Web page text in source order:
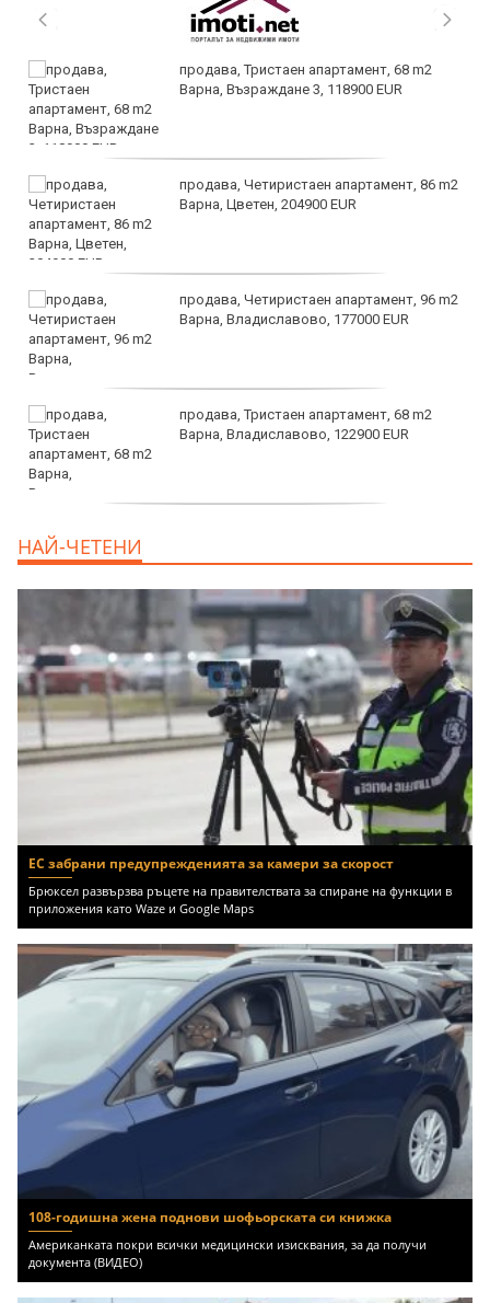
продава, Тристаен апартамент, 68 m2
Варна, Възраждане 3, 118900 EUR
продава, Четиристаен апартамент, 86 m2
Варна, Цветен, 204900 EUR
продава, Четиристаен апартамент, 96 m2
Варна, Владиславово, 177000 EUR
продава, Тристаен апартамент, 68 m2
Варна, Владиславово, 122900 EUR
НАЙ-ЧЕТЕНИ
ЕС забрани предупрежденията за камери за скорост
Брюксел развързва ръцете на правителствата за спиране на функции в
приложения като Waze и Google Maps
108-годишна жена поднови шофьорската си книжка
Американката покри всички медицински изисквания, за да получи
документа (ВИДЕО)